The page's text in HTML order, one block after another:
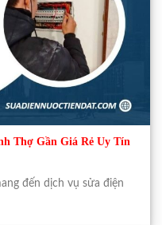
Thợ Gần Giá Rẻ Uy Tín
đến dịch vụ sửa điện